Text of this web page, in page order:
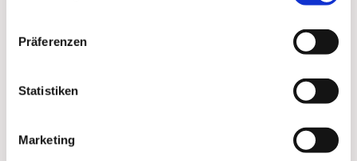
Präferenzen
Statistiken
Marketing